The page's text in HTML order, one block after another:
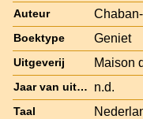
Auteur
Boektype Geniet
Uitgeverij Maison
Jaar van uitgave n.d.
Taal